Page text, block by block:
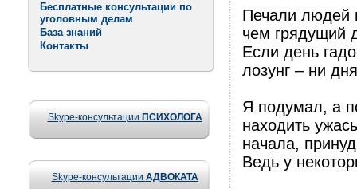
Бесплатные консультации по
уголовным делам
База знаний
Контакты
Skype-консультации ПСИХОЛОГА
Skype-консультации АДВОКАТА
Печали людей
чем грядущий
Если день
лозунг – ни
Я подумал, а
находить
начала,
Ведь у